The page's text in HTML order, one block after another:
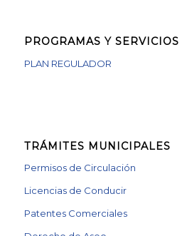
PROGRAMAS Y SERVICIOS
PLAN REGULADOR
TRÁMITES MUNICIPALES
Permisos de Circulación
Licencias de Conducir
Patentes Comerciales